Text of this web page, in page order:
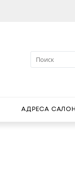
АДРЕСА